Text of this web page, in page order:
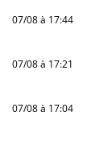
07/08 à 17:44
07/08 à 17:21
07/08 à 17:04